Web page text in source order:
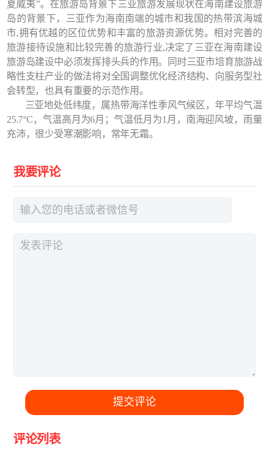
夏威夷”。在旅游岛背景下三亚旅游发展现状在海南建设旅游
岛的背景下，三亚作为海南南端的城市和我国的热带滨海城
市,拥有优越的区位优势和丰富的旅游资源优势。相对完善的
旅游接待设施和比较完善的旅游行业,决定了三亚在海南建设
旅游岛建设中必须发挥排头兵的作用。同时三亚市培育旅游战
略性支柱产业的做法将对全国调整优化经济结构、向服务型社
会转型，也具有重要的示范作用。
三亚地处低纬度，属热带海洋性季风气候区，年平均气温
25.7°C，气温高月为6月；气温低月为1月，南海迎风坡，雨量
充沛，很少受寒潮影响，常年无霜。
我要评论
提交评论
评论列表